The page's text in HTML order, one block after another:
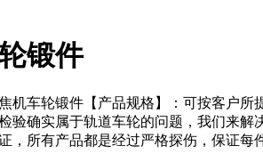
锻件
焦机车轮锻件【产品规格】：可按客户
验确实属于轨道车轮的问题，我们来
，所有产品都是经过严格探伤，保证每